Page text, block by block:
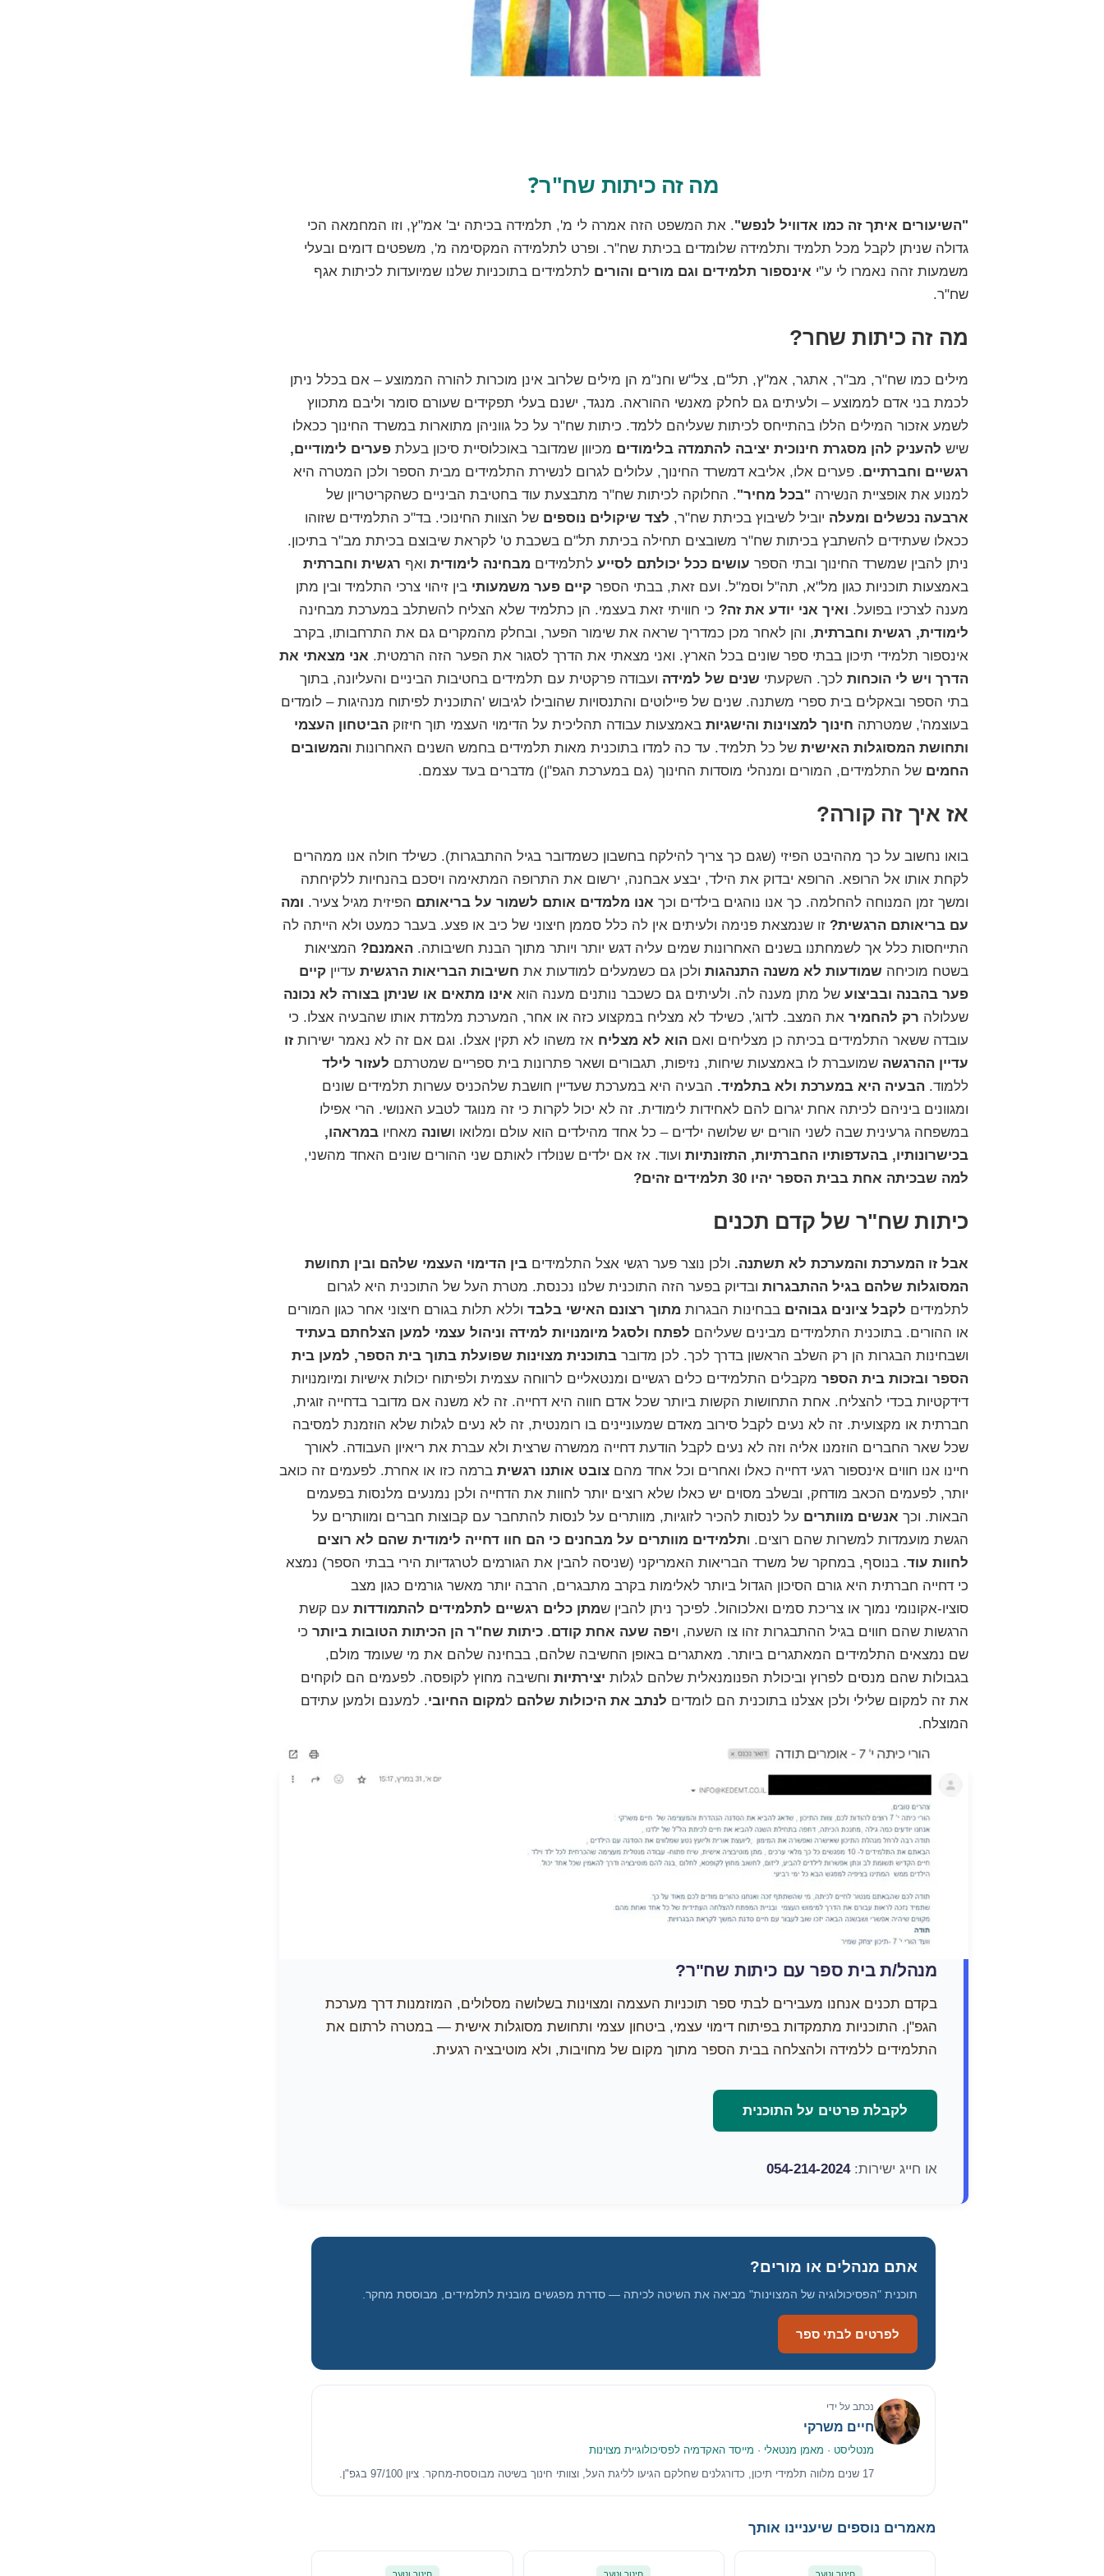
מה זה כיתות שח"ר?
"השיעורים איתך זה כמו אדוויללנפש". את המשפט הזה אמרה לי מ', תלמידה בכיתה יב' אמ"ץ, וזו המחמאה הכי
גדולה שניתן לקבל מכל תלמיד ותלמידה שלומדים בכיתת שח"ר. ופרט לתלמידה המקסימה מ', משפטים דומים ובעלי
משמעות זהה נאמרו לי ע"י אינספור תלמידים וגם מורים והורים לתלמידים בתוכניות שלנו שמיועדות לכיתות אגף
שח"ר.
מה זה כיתות שחר?
מילים כמו שח"ר, מב"ר, אתגר, אמ"ץ, תל"ם, צל"ש וחנ"מהן מילים שלרוב אינן מוכרות להורה הממוצע – אם בכלל ניתן
לכמת בני אדם לממוצע – ולעיתים גם לחלק מאנשי ההוראה. מנגד, ישנם בעלי תפקידים שעורם סומר וליבם מתכווץ
לשמע אזכור המילים הללו בהתייחס לכיתות שעליהם ללמד. כיתות שח"רעל כל גווניהן מתוארות במשרד החינוך ככאלו
שיש להעניק להן מסגרת חינוכית יציבה להתמדה בלימודים מכיוון שמדובר באוכלוסיית סיכון בעלת פערים לימודיים,
רגשיים וחברתיים. פערים אלו, אליבא דמשרד החינוך, עלולים לגרום לנשירת התלמידים מבית הספר ולכן המטרה היא
למנוע את אופציית הנשירה "בכל מחיר". החלוקה לכיתות שח"ר מתבצעת עוד בחטיבת הביניים כשהקריטריון של
ארבעה נכשלים ומעלה יוביל לשיבוץ בכיתת שח"ר, לצד שיקולים נוספים של הצוות החינוכי. בד"כ התלמידים שזוהו
ככאלו שעתידים להשתבץ בכיתות שח"ר משובצים תחילה בכיתת תל"ם בשכבת ט' לקראת שיבוצם בכיתת מב"ר בתיכון.
ניתן להבין שמשרד החינוך ובתי הספר עושים ככל יכולתם לסייעלתלמידים מבחינה לימודיתואף רגשית וחברתית
באמצעות תוכניות כגון מל"א, תה"לוסמ"ל. ועם זאת, בבתי הספר קיים פער משמעותי בין זיהוי צרכי התלמיד ובין מתן
מענה לצרכיו בפועל. ואיך אני יודע את זה? כי חוויתי זאת בעצמי. הן כתלמיד שלא הצליח להשתלב במערכת מבחינה
לימודית, רגשית וחברתית, והן לאחר מכן כמדריךשראה את שימור הפער, ובחלק מהמקרים גם את התרחבותו, בקרב
אינספור תלמידי תיכון בבתי ספר שונים בכל הארץ. ואני מצאתי את הדרך לסגור את הפער הזה הרמטית. אני מצאתי את
הדרך ויש לי הוכחותלכך. השקעתי שנים של למידה ועבודה פרקטית עם תלמידים בחטיבות הביניים והעליונה, בתוך
בתי הספר ובאקלים בית ספרי משתנה. שנים של פיילוטים והתנסויות שהובילו לגיבוש 'התוכנית לפיתוח מנהיגות – לומדים
בעוצמה', שמטרתה חינוך למצוינות והישגיותבאמצעות עבודה תהליכית על הדימוי העצמי תוך חיזוק הביטחון העצמי
ותחושת המסוגלות האישיתשל כל תלמיד. עד כה למדו בתוכנית מאות תלמידים בחמש השנים האחרונות והמשובים
החמים של התלמידים, המורים ומנהלי מוסדות החינוך (גם במערכת הגפ"ן) מדברים בעד עצמם.
אז איך זה קורה?
בואו נחשוב על כך מההיבט הפיזי (שגם כך צריך להילקח בחשבון כשמדובר בגיל ההתבגרות). כשילד חולה אנו ממהרים
לקחת אותו אל הרופא. הרופא יבדוק את הילד, יבצע אבחנה, ירשום את התרופה המתאימה ויסכם בהנחיות ללקיחתה
ומשך זמן המנוחה להחלמה. כך אנו נוהגים בילדים וכך אנו מלמדים אותם לשמור על בריאותם הפיזית מגיל צעיר. ומה
עם בריאותם הרגשית? זו שנמצאת פנימה ולעיתים אין לה כלל סממן חיצוני של כיב או פצע. בעבר כמעט ולא הייתה לה
התייחסות כלל אך לשמחתנו בשנים האחרונות שמים עליה דגש יותר ויותר מתוך הבנת חשיבותה. האמנם? המציאות
בשטח מוכיחה שמודעות לא משנה התנהגותולכן גם כשמעלים למודעות את חשיבות הבריאות הרגשיתעדיין קיים
פער בהבנה ובביצועשל מתן מענה לה. ולעיתים גם כשכבר נותנים מענה הוא אינו מתאים או שניתן בצורה לא נכונה
שעלולה רק להחמיראת המצב. לדוג', כשילד לא מצליח במקצוע כזה או אחר, המערכת מלמדת אותו שהבעיה אצלו. כי
עובדה ששאר התלמידים בכיתה כן מצליחים ואם הוא לא מצליח אז משהו לא תקין אצלו. וגם אם זה לא נאמר ישירות זו
עדיין ההרגשה שמועברת לו באמצעות שיחות, נזיפות, תגבורים ושאר פתרונות בית ספריים שמטרתם לעזור לילד
ללמוד. הבעיה היא במערכת ולא בתלמיד. הבעיה היא במערכת שעדיין חושבת שלהכניס עשרות תלמידים שונים
ומגוונים ביניהם לכיתה אחת יגרום להם לאחידות לימודית. זה לא יכול לקרות כי זה מנוגד לטבע האנושי. הרי אפילו
במשפחה גרעינית שבה לשני הורים יש שלושה ילדים – כל אחד מהילדים הוא עולם ומלואו ושונה מאחיו במראהו,
בכישרונותיו, בהעדפותיו החברתיות, התזונתיותועוד. אז אם ילדים שנולדו לאותם שני ההורים שונים האחד מהשני,
למה שבכיתה אחת בבית הספר יהיו 30 תלמידים זהים?
כיתות שח"ר של קדם תכנים
אבל זו המערכת והמערכת לא תשתנה. ולכן נוצר פער רגשי אצל התלמידים בין הדימוי העצמי שלהם ובין תחושת
המסוגלות שלהם בגיל ההתבגרותובדיוק בפער הזה התוכנית שלנו נכנסת. מטרת העל של התוכנית היא לגרום
לתלמידים לקבל ציונים גבוהים בבחינות הבגרות מתוך רצונם האישי בלבדוללא תלות בגורם חיצוני אחר כגון המורים
או ההורים. בתוכנית התלמידים מבינים שעליהם לפתח ולסגל מיומנויות למידה וניהול עצמי למען הצלחתם בעתיד
ושבחינות הבגרות הן רק השלב הראשון בדרך לכך. לכן מדובר בתוכנית מצוינות שפועלת בתוך בית הספר, למען בית
הספר ובזכות בית הספרמקבלים התלמידים כלים רגשיים ומנטאליים לרווחה עצמית ולפיתוח יכולות אישיות ומיומנויות
דידקטיות בכדי להצליח. אחת התחושות הקשות ביותר שכל אדם חווה היא דחייה. זה לא משנה אם מדובר בדחייה זוגית,
חברתית או מקצועית. זה לא נעים לקבל סירוב מאדם שמעוניינים בו רומנטית, זה לא נעים לגלות שלא הוזמנת למסיבה
שכל שאר החברים הוזמנו אליה וזה לא נעים לקבל הודעת דחייה ממשרה שרצית ולא עברת את ריאיון העבודה. לאורך
חיינו אנו חווים אינספור רגעי דחייה כאלו ואחרים וכל אחד מהם צובט אותנו רגשיתברמה כזו או אחרת. לפעמים זה כואב
יותר, לפעמים הכאב מודחק, ובשלב מסוים יש כאלו שלא רוצים יותר לחוות את הדחייה ולכן נמנעים מלנסות בפעמים
הבאות. וכך אנשים מוותרים על לנסות להכיר לזוגיות, מוותרים על לנסות להתחבר עם קבוצות חברים ומוותרים על
הגשת מועמדות למשרות שהם רוצים. ותלמידים מוותרים על מבחנים כי הם חוו דחייה לימודית שהם לא רוצים
לחוות עוד. בנוסף, במחקר של משרד הבריאות האמריקני (שניסה להבין את הגורמים לטרגדיות הירי בבתי הספר) נמצא
כי דחייה חברתית היא גורם הסיכון הגדול ביותר לאלימות בקרב מתבגרים, הרבה יותר מאשר גורמים כגון מצב
סוציו-אקונומי נמוך או צריכת סמים ואלכוהול. לפיכך ניתן להבין שמתן כלים רגשיים לתלמידים להתמודדותעם קשת
הרגשות שהם חווים בגיל ההתבגרות זהו צו השעה, ויפה שעה אחת קודם. כיתות שח"ר הן הכיתות הטובות ביותרכי
שם נמצאים התלמידים המאתגרים ביותר. מאתגרים באופן החשיבה שלהם, בבחינה שלהם את מי שעומד מולם,
בגבולות שהם מנסים לפרוץ וביכולת הפנומנאלית שלהם לגלות יצירתיותוחשיבה מחוץ לקופסה. לפעמים הם לוקחים
את זה למקום שלילי ולכן אצלנו בתוכנית הם לומדים לנתב את היכולות שלהם למקום החיובי. למענם ולמען עתידם
המוצלח.
מנהל/ת בית ספר עם כיתות שח"ר?
בקדם תכנים אנחנו מעבירים לבתי ספר תוכניות העצמה ומצוינות בשלושה מסלולים, המוזמנות דרך מערכת
הגפ"ן. התוכניות מתמקדות בפיתוח דימוי עצמי, ביטחון עצמי ותחושת מסוגלות אישית — במטרה לרתום את
התלמידים ללמידה ולהצלחה בבית הספר מתוך מקום של מחויבות, ולא מוטיבציה רגעית.
לקבלת פרטים על התוכנית
או חייג ישירות:054-214-2024
אתם מנהלים או מורים?
תוכנית "הפסיכולוגיה של המצוינות" מביאה את השיטה לכיתה — סדרת מפגשים מובנית לתלמידים, מבוססת מחקר.
לפרטים לבתי ספר
נכתב על ידי
חיים משרקי
מנטליסט · מאמן מנטאלי · מייסד האקדמיה לפסיכולוגיית מצוינות
17 שנים מלווה תלמידי תיכון, כדורגלנים שחלקם הגיעו לליגת העל, וצוותי חינוך בשיטה מבוססת-מחקר. ציון 97/100 בגפ"ן.
מאמרים נוספים שיעניינו אותך